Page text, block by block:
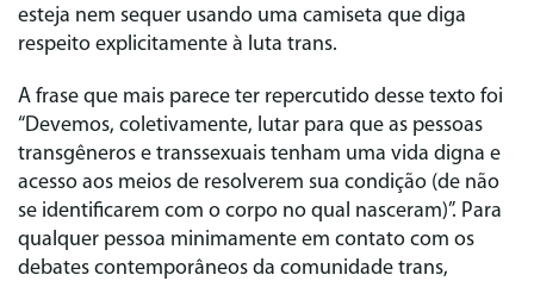
esteja nem sequer usando uma camiseta que diga
respeito explicitamente à luta trans.
A frase que mais parece ter repercutido desse texto foi
“Devemos, coletivamente, lutar para que as pessoas
transgêneros e transsexuais tenham uma vida digna e
acesso aos meios de resolverem sua condição (de não
se identificarem com o corpo no qual nasceram)”. Para
qualquer pessoa minimamente em contato com os
debates contemporâneos da comunidade trans,